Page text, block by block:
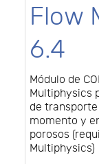
Flow
6.4
Módulo de
Multiphysics
de transporte
momento y
porosos
Multiphysics)